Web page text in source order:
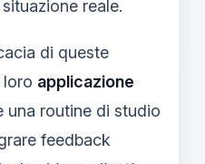
reale.
di queste
loro applicazione
una routine di studio
feedback